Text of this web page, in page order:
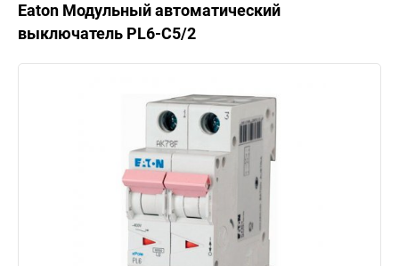
Eaton Модульный автоматический
выключатель PL6-C5/2